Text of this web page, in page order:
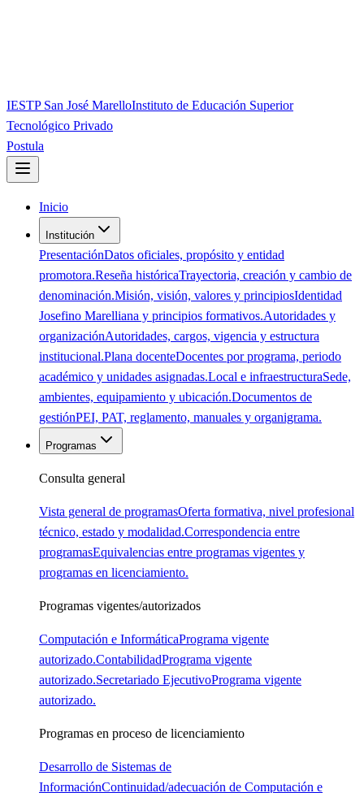
IESTP San José MarelloInstituto de Educación Superior
Tecnológico Privado
Postula
Inicio
Institución
PresentaciónDatos oficiales, propósito y entidad
promotora.Reseña históricaTrayectoria, creación y cambio de
denominación.Misión, visión, valores y principiosIdentidad
Josefino Marelliana y principios formativos.Autoridades y
organizaciónAutoridades, cargos, vigencia y estructura
institucional.Plana docenteDocentes por programa, periodo
académico y unidades asignadas.Local e infraestructuraSede,
ambientes, equipamiento y ubicación.Documentos de
gestiónPEI, PAT, reglamento, manuales y organigrama.
Programas
Consulta general
Vista general de programasOferta formativa, nivel profesional
técnico, estado y modalidad.Correspondencia entre
programasEquivalencias entre programas vigentes y
programas en licenciamiento.
Programas vigentes/autorizados
Computación e InformáticaPrograma vigente
autorizado.ContabilidadPrograma vigente
autorizado.Secretariado EjecutivoPrograma vigente
autorizado.
Programas en proceso de licenciamiento
Desarrollo de Sistemas de
InformaciónContinuidad/adecuación de Computación e